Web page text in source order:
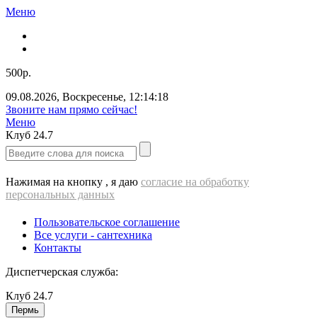
Меню
500р.
09.08.2026, Воскресенье, 12:14:18
Звоните нам прямо сейчас!
Меню
Клуб 24.7
Нажимая на кнопку , я даю согласие на обработку
персональных данных
Пользовательское соглашение
Все услуги - cантехника
Контакты
Диспетчерская служба:
Клуб 24.7
Пермь